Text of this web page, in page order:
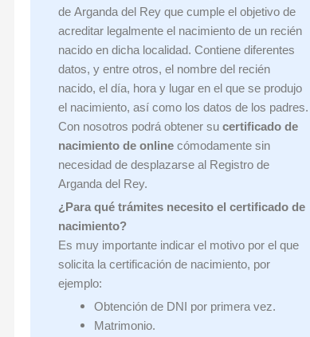
deArganda del Rey que cumple el objetivo de
acreditar legalmente el nacimiento de un recién
nacido en dicha localidad. Contiene diferentes
datos, y entre otros, el nombre del recién
nacido, el día, hora y lugar en el que se produjo
el nacimiento, así como los datos de los padres.
Con nosotros podrá obtener sucertificado de
nacimiento de online cómodamente sin
necesidad de desplazarse al Registro de
Arganda del Rey.
¿Para qué trámites necesito el certificado de
nacimiento?
Es muy importante indicar el motivo por el que
solicita la certificación de nacimiento, por
ejemplo:
Obtención de DNI por primera vez.
Matrimonio.